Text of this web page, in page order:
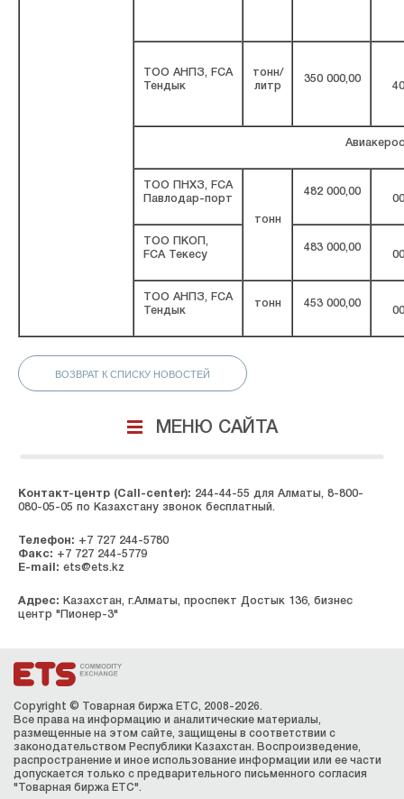
ТОО АНПЗ, FCA
Тендык
тонн/
литр
350 000,00
ТОО ПНХЗ, FCA
Павлодар-порт
тонн
482 000,00
ТОО ПКОП,
FCA Текесу
483 000,00
ТОО АНПЗ, FCA
Тендык
тонн 453 000,00
ВОЗВРАТ К СПИСКУ НОВОСТЕЙ
МЕНЮ САЙТА
Контакт-центр (Call-center): 244-44-55 для Алматы, 8-800-
080-05-05 по Казахстану звонок бесплатный.
Телефон: +7 727 244-5780
Факс: +7 727 244-5779
E-mail: ets@ets.kz
Адрес: Казахстан, г.Алматы, проспект Достык 136, бизнес
центр "Пионер-3"
Copyright © Товарная биржа ЕТС, 2008-2026.
Все права на информацию и аналитические материалы,
размещенные на этом сайте, защищены в соответствии с
законодательством Республики Казахстан. Воспроизведение,
распространение и иное использование информации или ее части
допускается только с предварительного письменного согласия
"Товарная биржа ЕТС".